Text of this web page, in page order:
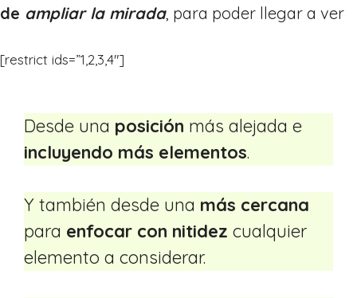
de ampliar la mirada, para poder llegar a ver
[restrict ids=”1,2,3,4″]
Desde una posición más alejada e
incluyendo más elementos.
Y también desde una más cercana
para enfocar con nitidez cualquier
elemento a considerar.